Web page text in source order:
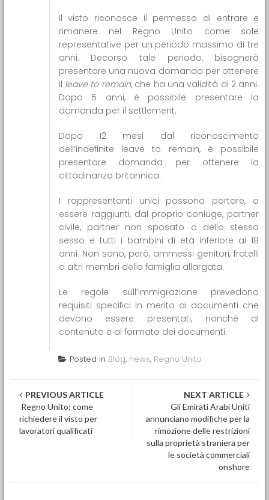
Il visto riconosce il permesso di entrare e
rimanere nel Regno Unito come sole
representative per un periodo massimo di tre
anni. Decorso tale periodo, bisognerà
presentare una nuova domanda per ottenere
il leave to remain, che ha una validità di 2 anni.
Dopo 5 anni, è possibile presentare la
domanda per il settlement.
Dopo 12 mesi dal riconoscimento
dell’indefinite leave to remain, è possibile
presentare domanda per ottenere la
cittadinanza britannica.
I rappresentanti unici possono portare, o
essere raggiunti, dal proprio coniuge, partner
civile, partner non sposato o dello stesso
sesso e tutti i bambini di età inferiore ai 18
anni. Non sono, però, ammessi genitori, fratelli
o altri membri della famiglia allargata.
Le regole sull’immigrazione prevedono
requisiti specifici in merito ai documenti che
devono essere presentati, nonché al
contenuto e al formato dei documenti.
Posted in Blog, news, Regno Unito
Post navigation
PREVIOUS ARTICLE
Regno Unito: come
richiedere il visto per
lavoratori qualificati
NEXT ARTICLE
Gli Emirati Arabi Uniti
annunciano modifiche per la
rimozione delle restrizioni
sulla proprietà straniera per
le società commerciali
onshore